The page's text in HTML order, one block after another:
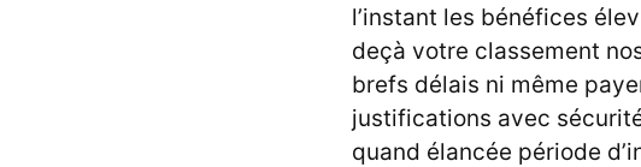
l’instant les bénéfices
deçà votre classement
brefs délais ni même
justifications avec
quand élancée période